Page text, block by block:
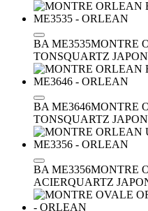
BA ME3535MONTRE
TONSQUARTZ
BA ME3646MONTRE
TONSQUARTZ
BA ME3356MONTRE
ACIERQUARTZ